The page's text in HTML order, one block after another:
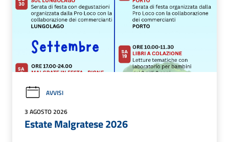
AVVISI
3 AGOSTO 2026
Estate Malgratese 2026